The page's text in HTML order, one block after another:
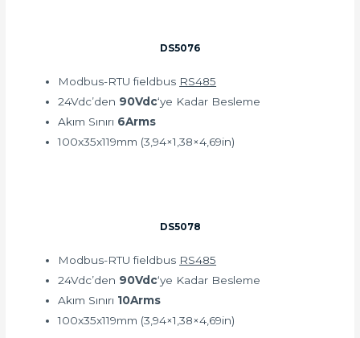
DS5076
Modbus-RTU fieldbus RS485
24Vdc’den 90Vdc‘ye Kadar Besleme
Akım Sınırı 6Arms
100x35x119mm (3,94×1,38×4,69in)
DS5078
Modbus-RTU fieldbus RS485
24Vdc’den 90Vdc‘ye Kadar Besleme
Akım Sınırı 10Arms
100x35x119mm (3,94×1,38×4,69in)